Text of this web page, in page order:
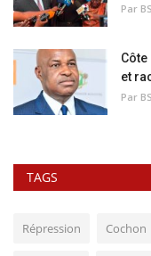
Par
et
Par
TAGS
Répression Cochon